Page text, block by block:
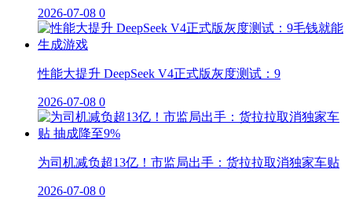
2026-07-08 0
性能大提升 DeepSeek V4正式版灰度测试：9
2026-07-08 0
为司机减负超13亿！市监局出手：货拉拉取消独家车贴
2026-07-08 0